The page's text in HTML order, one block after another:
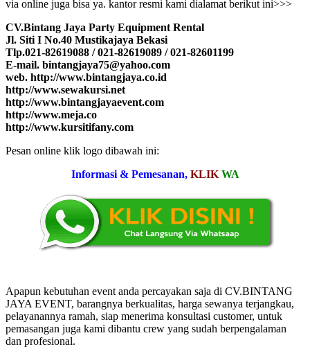
via online juga bisa ya. kantor resmi kami dialamat berikut ini>>>
CV.Bintang Jaya Party Equipment Rental
Jl. Siti I No.40 Mustikajaya Bekasi
Tlp.021-82619088 / 021-82619089 / 021-82601199
E-mail. bintangjaya75@yahoo.com
web. http://www.bintangjaya.co.id
http://www.sewakursi.net
http://www.bintangjayaevent.com
http://www.meja.co
http://www.kursitifany.com
Pesan online klik logo dibawah ini:
Informasi & Pemesanan, KLIK WA
Apapun kebutuhan event anda percayakan saja di CV.BINTANG
JAYA EVENT, barangnya berkualitas, harga sewanya terjangkau,
pelayanannya ramah, siap menerima konsultasi customer, untuk
pemasangan juga kami dibantu crew yang sudah berpengalaman
dan profesional.